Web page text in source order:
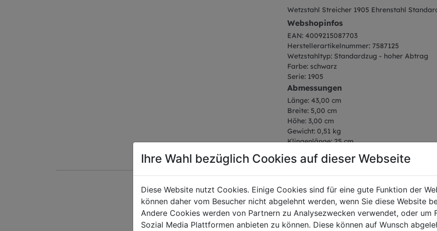
Wetzstahl Streicher 1905 Ehrenstahl
Webshopinfos
EAN: 4009215087703
Herstellerartikelnummer: 7587125
Wetzstahltyp: Standardzug - hoher Abtrag
Farbe: schwarz
Serie: 1905
Abmessungen
Länge: 43,00 cm
Breite: 5,00 cm
Höhe: 3,00 cm
Gewicht: 0,51 kg
Klingenlänge: 25 cm
Das könnte Sie auch
Ihre Wahl bezüglich Cookies auf dieser Webseite
Diese Website nutzt Cookies. Einige Cookies sind für eine gute Funktion der
können daher vom Besucher nicht abgelehnt werden, wenn Sie diese Website
Andere Cookies werden von Partnern zu Analysezwecken verwendet, oder um
Sozial Media Plattformen anbieten zu können. Diese können auf Wunsch